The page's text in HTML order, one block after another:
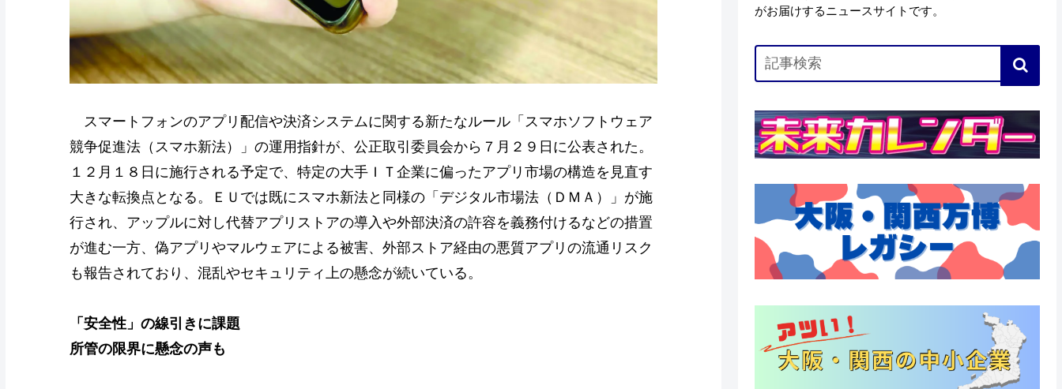
スマートフォンのアプリ配信や決済システムに関する新たなルール「スマホソフトウェア
競争促進法（スマホ新法）」の運用指針が、公正取引委員会から７月２９日に公表された。
１２月１８日に施行される予定で、特定の大手ＩＴ企業に偏ったアプリ市場の構造を見直す
大きな転換点となる。ＥＵでは既にスマホ新法と同様の「デジタル市場法（ＤＭＡ）」が施
行され、アップルに対し代替アプリストアの導入や外部決済の許容を義務付けるなどの措置
が進む一方、偽アプリやマルウェアによる被害、外部ストア経由の悪質アプリの流通リスク
も報告されており、混乱やセキュリティ上の懸念が続いている。
「安全性」の線引きに課題
所管の限界に懸念の声も
がお届けするニュースサイトです。